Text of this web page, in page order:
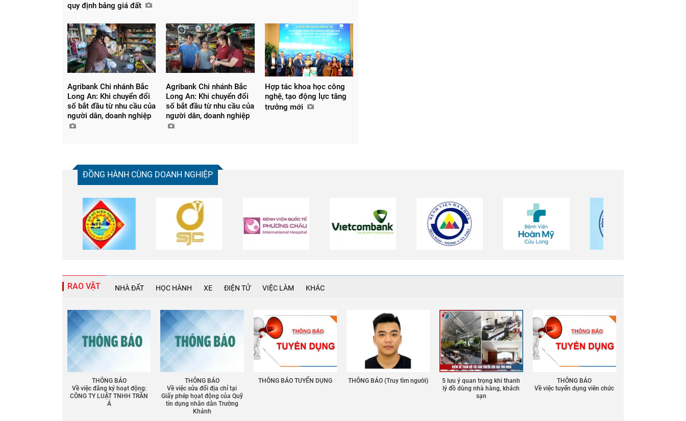
quy định bảng giá đất
Agribank Chi nhánh Bắc
Long An: Khi chuyển đổi
số bắt đầu từ nhu cầu của
người dân, doanh nghiệp
Agribank Chi nhánh Bắc
Long An: Khi chuyển đổi
số bắt đầu từ nhu cầu của
người dân, doanh nghiệp
Hợp tác khoa học công
nghệ, tạo động lực tăng
trưởng mới
ĐỒNG HÀNH CÙNG DOANH NGHIỆP
RAO VẶT NHÀ ĐẤT HỌC HÀNH XE ĐIỆN TỬ VIỆC LÀM KHÁC
THÔNG BÁO
Về việc đăng ký hoạt động:
CÔNG TY LUẬT TNHH TRẦN
Á
THÔNG BÁO
Về việc sửa đổi địa chỉ tại
Giấy phép họat động của Quỹ
tín dụng nhân dân Trường
Khánh
THÔNG BÁO TUYỂN DỤNG THÔNG BÁO (Truy tìm người)
5 lưu ý quan trọng khi thanh
lý đồ dùng nhà hàng, khách
sạn
THÔNG BÁO
Về việc tuyển dụng viên chức